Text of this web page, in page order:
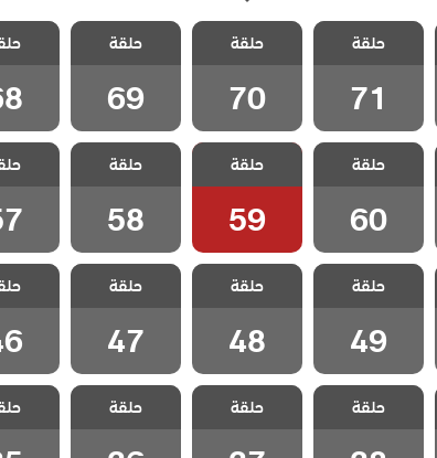
مسلسل تهويدة
البلقان الحلقة
71
حلقة
71
مسلسل تهويدة
البلقان الحلقة
70
حلقة
70
مسلسل تهويدة
البلقان الحلقة
69
حلقة
69
مسلسل
مسلسل تهويدة
البلقان الحلقة
60
حلقة
60
مسلسل تهويدة
البلقان الحلقة
59
حلقة
59
مسلسل تهويدة
البلقان الحلقة
58
حلقة
58
مسلسل
مسلسل تهويدة
البلقان الحلقة
49
حلقة
49
مسلسل تهويدة
البلقان الحلقة
48
حلقة
48
مسلسل تهويدة
البلقان الحلقة
47
حلقة
47
مسلسل
مسلسل تهويدة
البلقان الحلقة
38
حلقة
مسلسل تهويدة
البلقان الحلقة
37
حلقة
مسلسل تهويدة
البلقان الحلقة
36
حلقة
مسلسل